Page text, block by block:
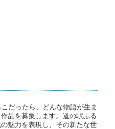
だったら、どんな物語が生ま
品を募集します。道の駅ふる
魅力を表現し、その新たな世